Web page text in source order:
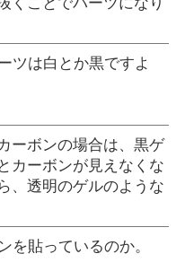
くことでパーツになり
ツは白とか黒ですよ
ーボンの場合は、黒ゲ
カーボンが見えなくな
、透明のゲルのような
を貼っているのか。